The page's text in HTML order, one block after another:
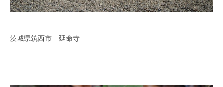
茨城県筑西市 延命寺